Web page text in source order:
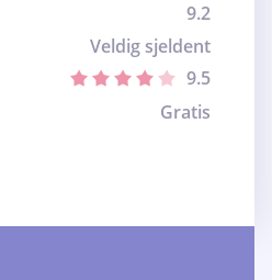
9.2
Veldig sjeldent
9.5
Gratis